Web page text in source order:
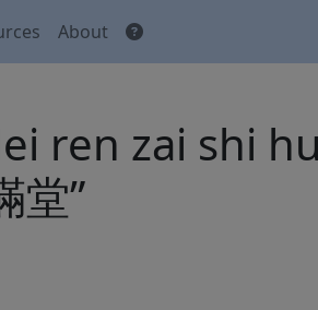
About
ren zai shi
堂”